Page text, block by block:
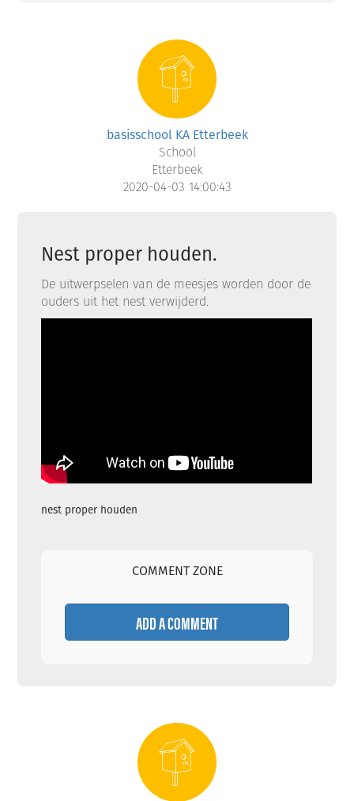
basisschool KA Etterbeek
School
Etterbeek
2020-04-03 14:00:43
Nest proper houden.
De uitwerpselen van de meesjes worden door de
ouders uit het nest verwijderd.
nest proper houden
COMMENT ZONE
ADD A COMMENT